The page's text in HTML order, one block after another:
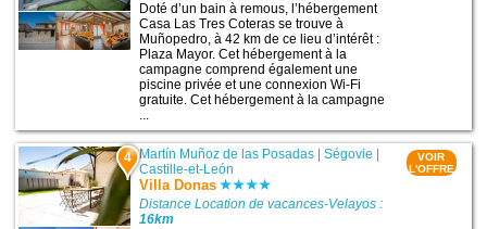
Doté d’un bain à remous, l’hébergement
Casa Las Tres Coteras se trouve à
Muñopedro, à 42 km de ce lieu d’intérêt :
Plaza Mayor. Cet hébergement à la
campagne comprend également une
piscine privée et une connexion Wi-Fi
gratuite. Cet hébergement à la campagne
...
4 Martín Muñoz de las Posadas |Ségovie
Castille-et-León
Villa Donas
Distance Location de vacances-Velayos :
16km
VOIR
L'OFFRE